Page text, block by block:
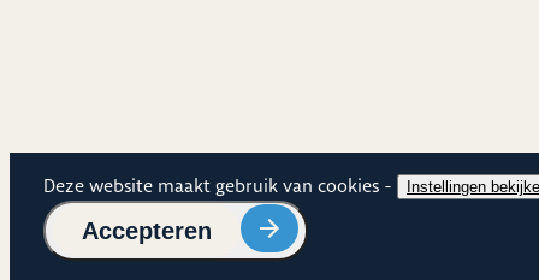
Cookies
Deze website maakt gebruik van cookies - Cookie
Instellingen
Cookies
Accepteren